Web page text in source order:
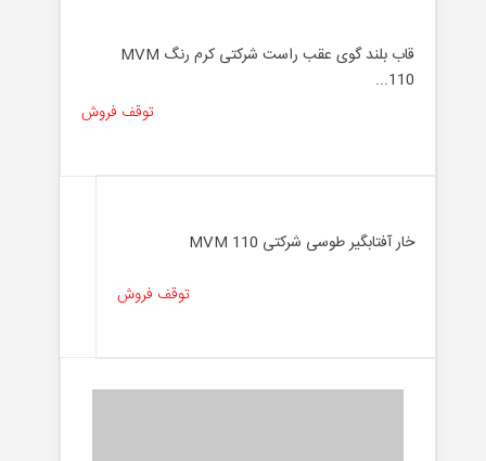
قاب بلند گوی عقب راست شرکتی کرم رنگ MVM
110...
توقف فروش
خار آفتابگیر طوسی شرکتی MVM 110
توقف فروش